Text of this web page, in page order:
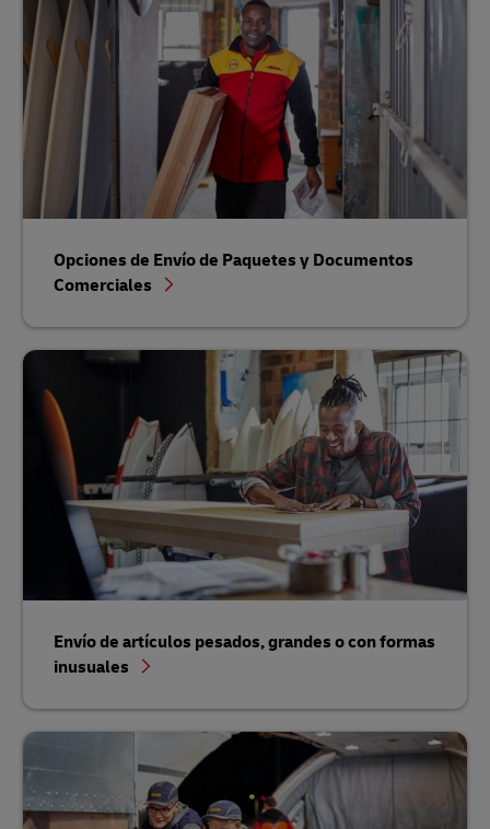
Opciones de Envío de Paquetes y Documentos
Comerciales
Envío de artículos pesados, grandes o con formas
inusuales